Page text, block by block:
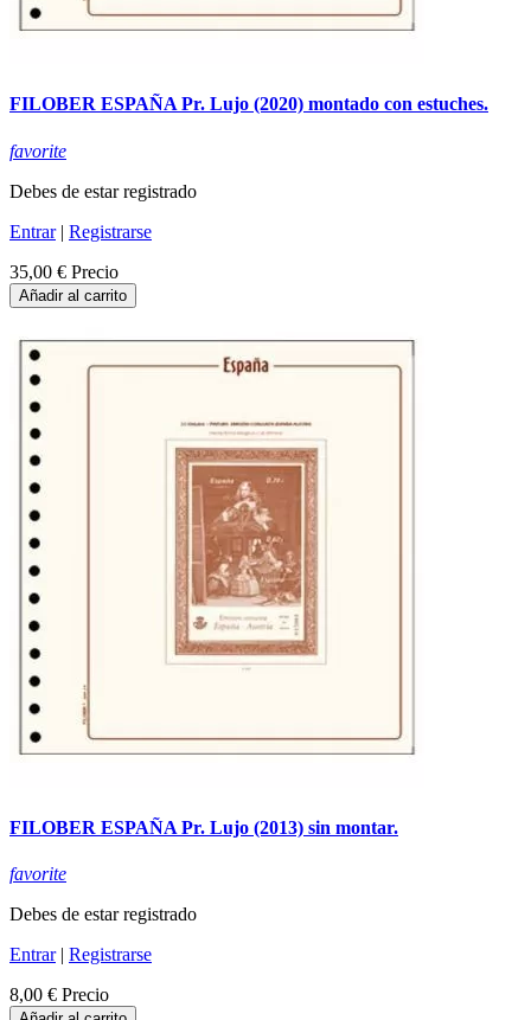
FILOBER ESPAÑA Pr. Lujo (2020) montado con estuches.
favorite
Debes de estar registrado
Entrar| Registrarse
35,00 € Precio
Añadir al carrito
FILOBER ESPAÑA Pr. Lujo (2013) sin montar.
favorite
Debes de estar registrado
Entrar| Registrarse
8,00 € Precio